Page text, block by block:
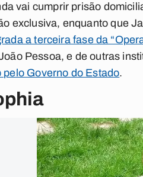
vai cumprir prisão
exclusiva, enquanto que
a terceira fase da
Pessoa, e de outras
Governo do Estado.